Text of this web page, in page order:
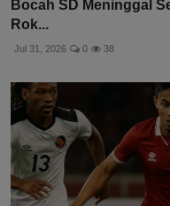
Bocah SD Meninggal
Rok...
Jul 31, 2026 0 38